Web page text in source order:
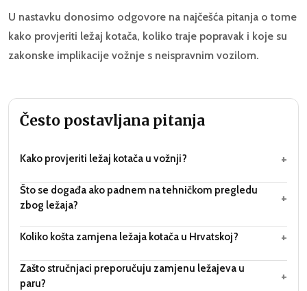
U nastavku donosimo odgovore na najčešća pitanja o tome
kako provjeriti ležaj kotača, koliko traje popravak i koje su
zakonske implikacije vožnje s neispravnim vozilom.
Često postavljana pitanja
Kako provjeriti ležaj kotača u vožnji? +
Što se događa ako padnem na tehničkom pregledu
zbog ležaja?
+
Koliko košta zamjena ležaja kotača u Hrvatskoj? +
Zašto stručnjaci preporučuju zamjenu ležajeva u
paru?
+